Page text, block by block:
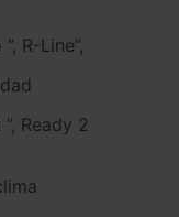
R-Line”,
Ready 2